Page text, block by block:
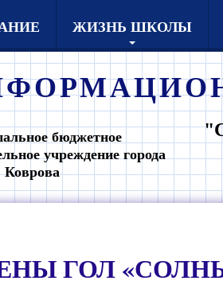
ЖИЗНЬ ШКОЛЫ
бюджетное
учреждение города
Коврова
ГОЛ